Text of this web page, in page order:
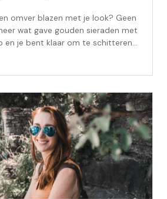
omver blazen met je look? Geen
wat gave gouden sieraden met
en je bent klaar om te schitteren.
gi...